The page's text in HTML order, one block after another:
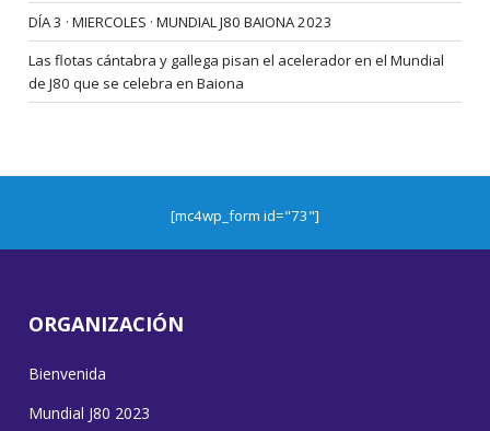
DÍA 3 · MIERCOLES · MUNDIAL J80 BAIONA 2023
Las flotas cántabra y gallega pisan el acelerador en el Mundial
de J80 que se celebra en Baiona
[mc4wp_form id="73"]
ORGANIZACIÓN
Bienvenida
Mundial J80 2023